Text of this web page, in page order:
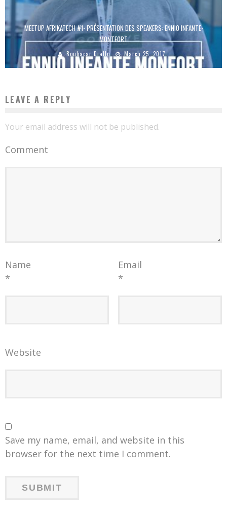
MEETUP AFRIKATECH #1- PRÉSENTATION DES SPEAKERS: ENNIO INFANTE-
MONTFORT
Boubacar Diallo March 25, 2017
LEAVE A REPLY
Your email address will not be published.
Comment
Name
*
Email
*
Website
Save my name, email, and website in this
browser for the next time I comment.